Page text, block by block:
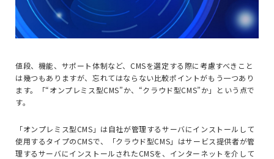
値段、機能、サポート体制など、CMSを選定する際に考慮すべきこと
は幾つもありますが、忘れてはならない比較ポイントがもう一つあり
ます。「“オンプレミス型CMS”か、“クラウド型CMS”か」という点で
す。
「オンプレミス型CMS」は自社が管理するサーバにインストールして
使用するタイプのCMSで、「クラウド型CMS」はサービス提供者が管
理するサーバにインストールされたCMSを、インターネットを介して